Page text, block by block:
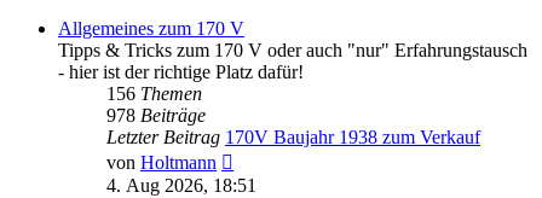
Allgemeines zum 170 V
Tipps & Tricks zum 170 V oder auch "nur" Erfahrungstausch
- hier ist der richtige Platz dafür!
156 Themen
978 Beiträge
Letzter Beitrag 170V Baujahr 1938 zum Verkauf
von Holtmann
Beitrag
4. Aug 2026, 18:51